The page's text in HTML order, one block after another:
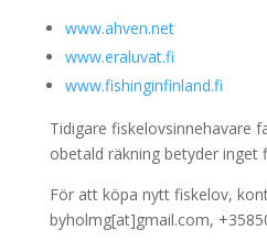
www.ahven.net
www.eraluvat.fi
www.fishinginfinland.fi
Tidigare fiskelovsinnehavare
obetald räkning betyder inget
För att köpa nytt fiskelov,
byholmg[at]gmail.com,